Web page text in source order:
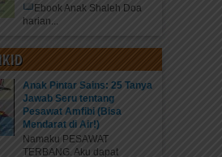
Ebook Anak Shaleh Doa
harian...
Anak Pintar Sains: 25 Tanya
Jawab Seru tentang
Pesawat Amfibi (Bisa
Mendarat di Air!)
Namaku PESAWAT
TERBANG. Aku dapat